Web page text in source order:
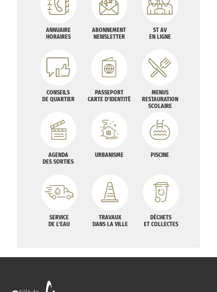
ANNUAIRE
HORAIRES
ABONNEMENT
NEWSLETTER
ST AV
EN LIGNE
CONSEILS
DE QUARTIER
PASSEPORT
CARTE D'IDENTITÉ
MENUS
RESTAURATION
SCOLAIRE
AGENDA
DES SORTIES
URBANISME PISCINE
SERVICE
DE L'EAU
TRAVAUX
DANS LA VILLE
DÉCHETS
ET COLLECTES